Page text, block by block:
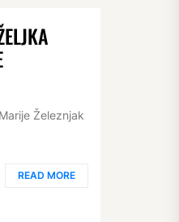
Železnjak
READ MORE